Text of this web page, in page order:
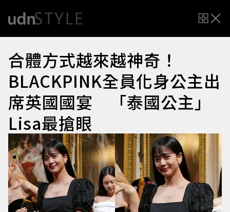
合體方式越來越神奇！
BLACKPINK全員化身公主出
席英國國宴 「泰國公主」
Lisa最搶眼